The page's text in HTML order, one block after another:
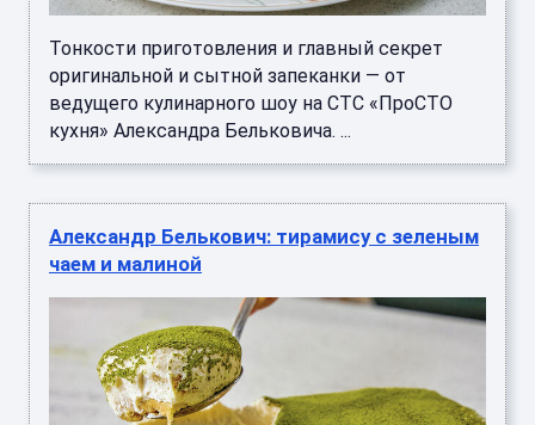
Тонкости приготовления и главный секрет
оригинальной и сытной запеканки — от
ведущего кулинарного шоу на СТС «ПроСТО
кухня» Александра Бельковича. ...
Александр Белькович: тирамису с зеленым
чаем и малиной